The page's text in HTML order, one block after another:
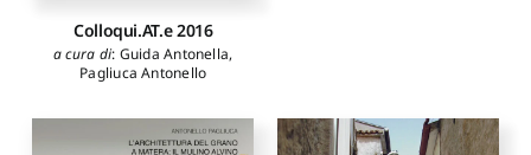
Colloqui.AT.e 2016
a cura di: Guida Antonella,
Pagliuca Antonello